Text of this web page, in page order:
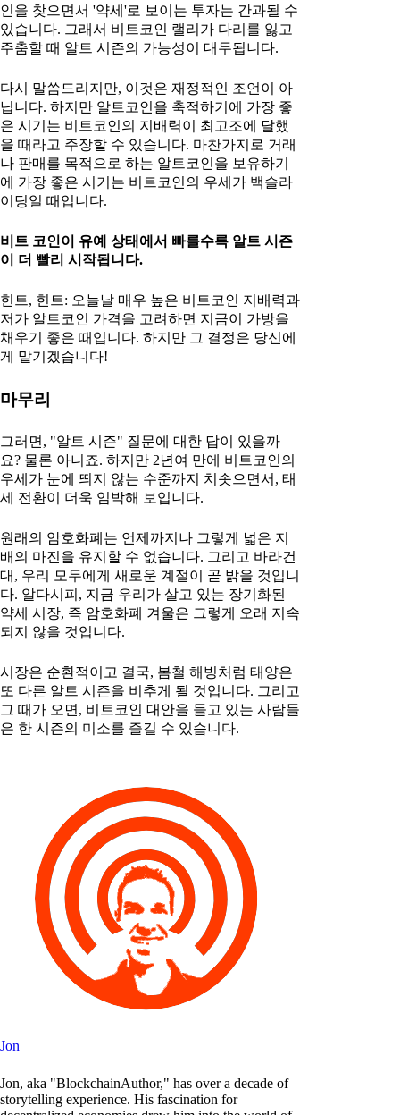
인을 찾으면서 '약세'로 보이는 투자는 간과될 수
있습니다. 그래서 비트코인 랠리가 다리를 잃고
주춤할 때 알트 시즌의 가능성이 대두됩니다.
다시 말씀드리지만, 이것은 재정적인 조언이 아
닙니다. 하지만 알트코인을 축적하기에 가장 좋
은 시기는 비트코인의 지배력이 최고조에 달했
을 때라고 주장할 수 있습니다. 마찬가지로 거래
나 판매를 목적으로 하는 알트코인을 보유하기
에 가장 좋은 시기는 비트코인의 우세가 백슬라
이딩일 때입니다.
비트 코인이 유예 상태에서 빠를수록 알트 시즌
이 더 빨리 시작됩니다.
힌트, 힌트: 오늘날 매우 높은 비트코인 지배력과
저가 알트코인 가격을 고려하면 지금이 가방을
채우기 좋은 때입니다. 하지만 그 결정은 당신에
게 맡기겠습니다!
마무리
그러면, "알트 시즌" 질문에 대한 답이 있을까
요? 물론 아니죠. 하지만 2년여 만에 비트코인의
우세가 눈에 띄지 않는 수준까지 치솟으면서, 태
세 전환이 더욱 임박해 보입니다.
원래의 암호화폐는 언제까지나 그렇게 넓은 지
배의 마진을 유지할 수 없습니다. 그리고 바라건
대, 우리 모두에게 새로운 계절이 곧 밝을 것입니
다. 알다시피, 지금 우리가 살고 있는 장기화된
약세 시장, 즉 암호화폐 겨울은 그렇게 오래 지속
되지 않을 것입니다.
시장은 순환적이고 결국, 봄철 해빙처럼 태양은
또 다른 알트 시즌을 비추게 될 것입니다. 그리고
그 때가 오면, 비트코인 대안을 들고 있는 사람들
은 한 시즌의 미소를 즐길 수 있습니다.
Jon
Jon, aka "BlockchainAuthor," has over a decade of
storytelling experience. His fascination for